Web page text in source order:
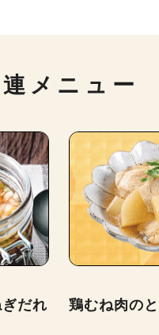
連メニュー
ぎだれ 鶏むね肉の